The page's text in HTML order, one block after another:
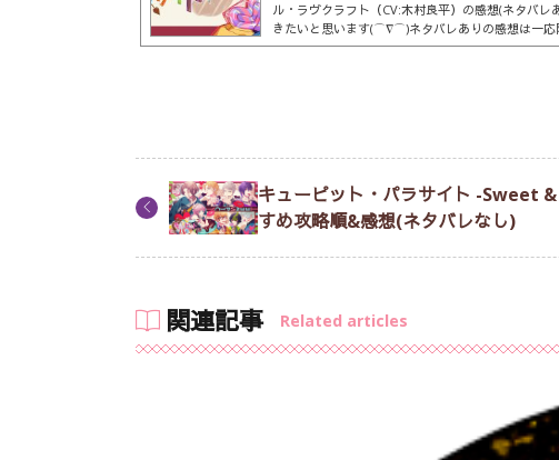
ル・ラヴクラフト（CV:木村良平）の感想(ネタバレ
きたいと思います(⌒∇⌒)ネタバレありの感想は一応
いただける場合は続きを読むボタンを押すと表示さ
キューピット・パラサイト -Sweet
すめ攻略順&感想(ネタバレなし)
関連記事 Related articles